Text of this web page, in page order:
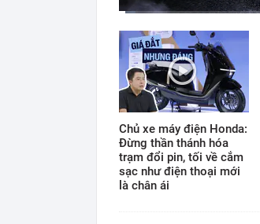
CurrentDuration
Chủ xe máy điện Honda:
Đừng thần thánh hóa
trạm đổi pin, tối về cắm
sạc như điện thoại mới
là chân ái